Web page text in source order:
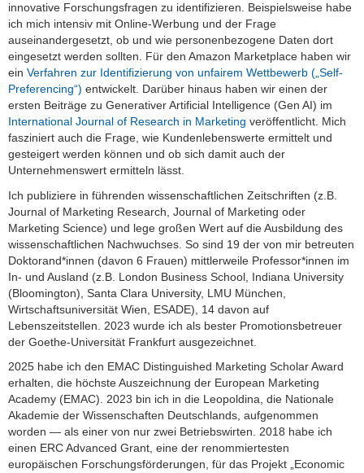
innovative Forschungsfragen zu identifizieren. Beispielsweise habe
ich mich intensiv mit Online-Werbung und der Frage
auseinandergesetzt, ob und wie personenbezogene Daten dort
eingesetzt werden sollten. Für den Amazon Marketplace haben wir
ein Verfahren zur Identifizierung von unfairem Wettbewerb („Self-
Preferencing“) entwickelt. Darüber hinaus haben wir einen der
ersten Beiträge zu Generativer Artificial Intelligence (Gen AI) im
International Journal of Research in Marketing veröffentlicht. Mich
fasziniert auch die Frage, wie Kundenlebenswerte ermittelt und
gesteigert werden können und ob sich damit auch der
Unternehmenswert ermitteln lässt.
Ich publiziere in führenden wissenschaftlichen Zeitschriften (z.B.
Journal of Marketing Research, Journal of Marketing oder
Marketing Science) und lege großen Wert auf die Ausbildung des
wissenschaftlichen Nachwuchses. So sind 19 der von mir betreuten
Doktorand*innen (davon 6 Frauen) mittlerweile Professor*innen im
In- und Ausland (z.B. London Business School, Indiana University
(Bloomington), Santa Clara University, LMU München,
Wirtschaftsuniversität Wien, ESADE), 14 davon auf
Lebenszeitstellen. 2023 wurde ich als bester Promotionsbetreuer
der Goethe-Universität Frankfurt ausgezeichnet.
2025 habe ich den EMAC Distinguished Marketing Scholar Award
erhalten, die höchste Auszeichnung der European Marketing
Academy (EMAC). 2023 bin ich in die Leopoldina, die Nationale
Akademie der Wissenschaften Deutschlands, aufgenommen
worden — als einer von nur zwei Betriebswirten. 2018 habe ich
einen ERC Advanced Grant, eine der renommiertesten
europäischen Forschungsförderungen, für das Projekt „Economic